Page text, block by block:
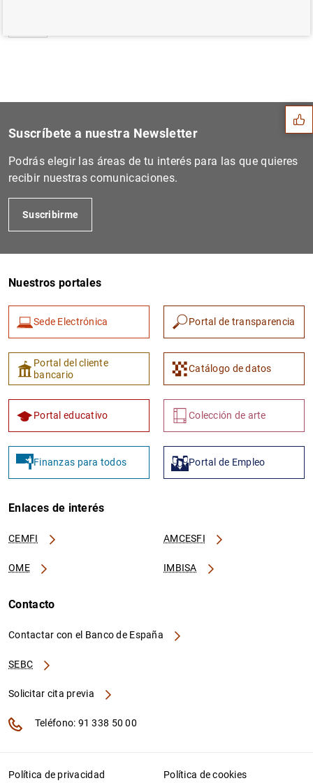
Sugerencias
1 2
Suscríbete a nuestra Newsletter
Podrás elegir las áreas de tu interés para las que quieres
recibir nuestras comunicaciones.
Suscribirme
Nuestros portales
Sede Electrónica Portal de transparencia
Portal del cliente
bancario
Catálogo de datos
Portal educativo Colección de arte
Finanzas para todos Portal de Empleo
Enlaces de interés
CEMFI AMCESFI
OME IMBISA
Contacto
Contactar con el Banco de España
SEBC
Solicitar cita previa
Teléfono: 91 338 50 00
Política de privacidad Política de cookies